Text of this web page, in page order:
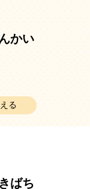
かい
る
ばち